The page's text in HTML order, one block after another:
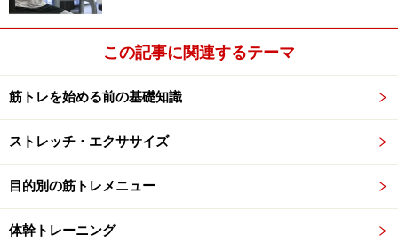
この後ろに蹴る動作で腿の後ろ側や臀部の筋肉を使い鍛
えられるのです。運動不足になればなる程、腿後ろの筋
肉が弱くなるのに加え、使わない事で血液の循環が悪く
なるので筋肉が硬くなってきます。
腰痛解消だけでなく、柔軟性もアップ
いたりする事で硬くなってきます。柔軟性を失った筋肉
この記事に関連するテーマ
筋トレを始める前の基礎知識
ストレッチ・エクササイズ
目的別の筋トレメニュー
体幹トレーニング